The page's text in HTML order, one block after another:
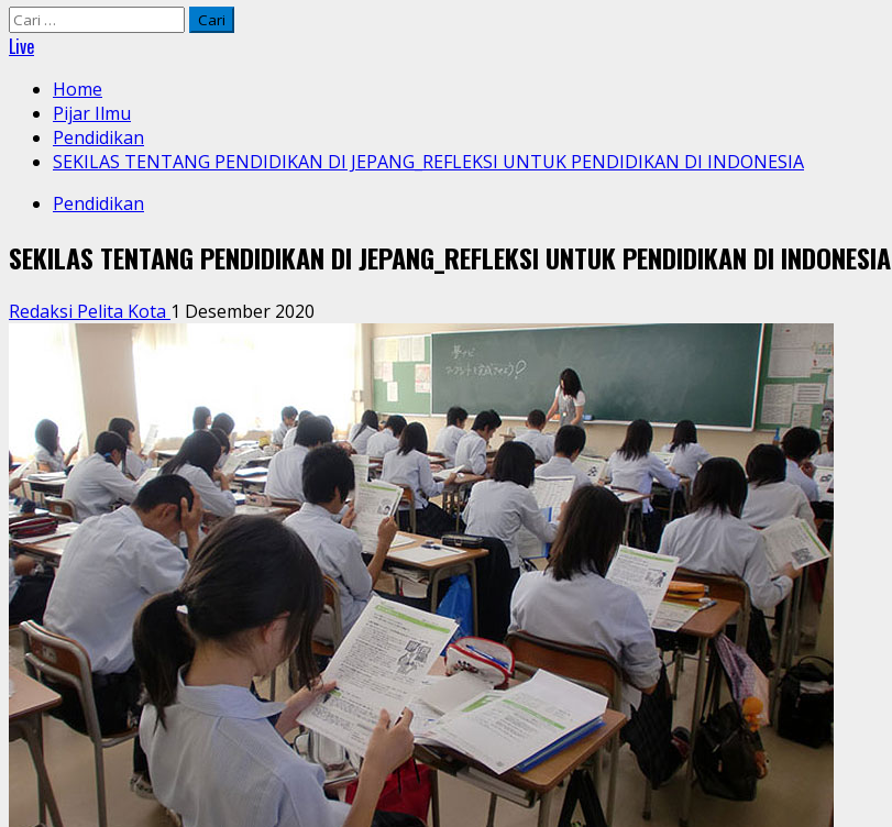
Cari
untuk:
Live
Home
Pijar Ilmu
Pendidikan
SEKILAS TENTANG PENDIDIKAN DI JEPANG_REFLEKSI UNTUK PENDIDIKAN DI INDONESIA
Pendidikan
SEKILAS TENTANG PENDIDIKAN DI JEPANG_REFLEKSI UNTUK PENDIDIKAN DI INDONESIA
Redaksi Pelita Kota 1 Desember 2020